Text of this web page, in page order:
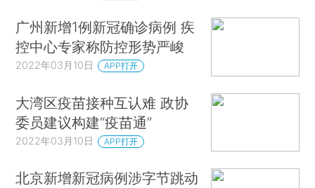
广州新增1例新冠确诊病例 疾
控中心专家称防控形势严峻
2022年03月10日 APP打开
大湾区疫苗接种互认难 政协
委员建议构建“疫苗通”
2022年03月10日 APP打开
北京新增新冠病例涉字节跳动